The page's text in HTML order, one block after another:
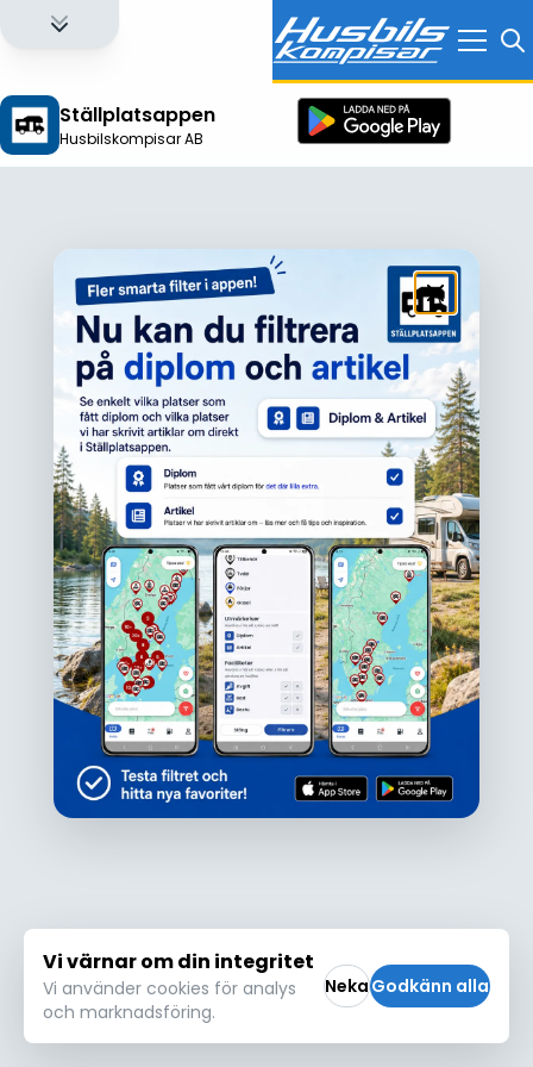
Ställplatsappen
Husbilskompisar AB
Ojdå!
Den här platsen hittades inte eller kunde
inte läsas in korrekt. Vänligen försök igen
Försök igen
Logga in för att få full tillgång till alla funktioner!
Vi värnar om din integritet
Vi använder cookies för analys
och marknadsföring.
NekaGodkänn alla